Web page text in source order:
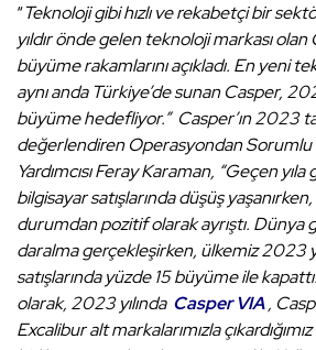
“Teknoloji gibi hızlı ve rekabetçi bir
yıldır önde gelen teknoloji markası olan
büyüme rakamlarını açıkladı. En yeni
aynı anda Türkiye’de sunan Casper,
büyüme hedefliyor.” Casper’ın 2023
değerlendiren Operasyondan
Yardımcısı Feray Karaman, “Geçen
bilgisayar satışlarında düşüş
durumdan pozitif olarak ayrıştı. Dünya
daralma gerçekleşirken, ülkemiz 2023
satışlarında yüzde 15 büyüme ile
olarak, 2023 yılında Casper VIA,
Excalibur alt markalarımızla